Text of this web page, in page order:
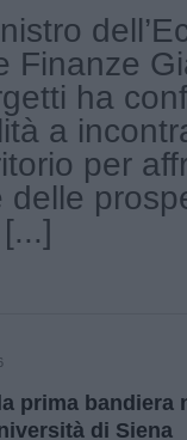
Finanze
ha
a
per
delle
prima bandiera
di Siena